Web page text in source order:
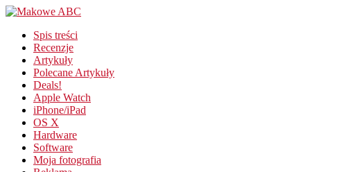
Spis treści
Recenzje
Artykuły
Polecane Artykuły
Deals!
Apple Watch
iPhone/iPad
OS X
Hardware
Software
Moja fotografia